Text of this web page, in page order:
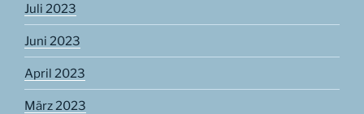
Juli 2023
Juni 2023
April 2023
März 2023